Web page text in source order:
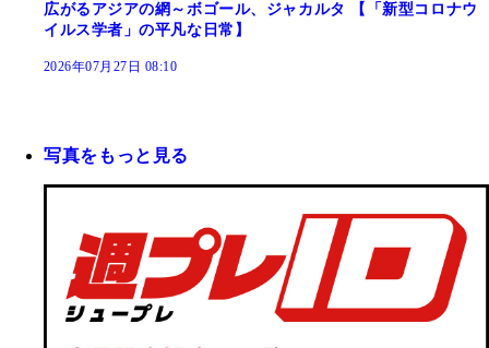
広がるアジアの網～ボゴール、ジャカルタ 【「新型コロナウ
イルス学者」の平凡な日常】
2026年07月27日 08:10
写真をもっと見る